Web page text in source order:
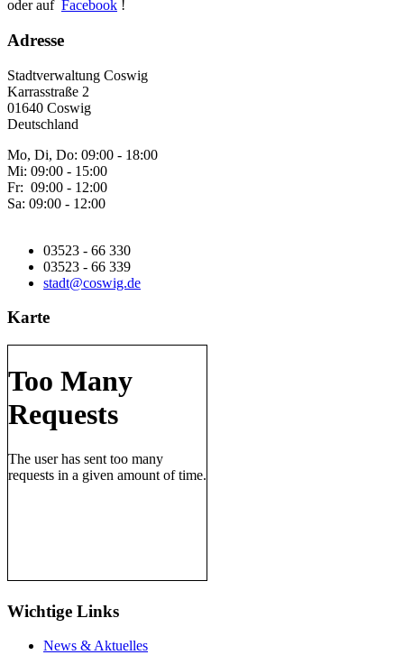
oder auf Facebook !
Adresse
Stadtverwaltung Coswig
Karrasstraße 2
01640 Coswig
Deutschland
Mo, Di, Do: 09:00 - 18:00
Mi: 09:00 - 15:00
Fr: 09:00 - 12:00
Sa: 09:00 - 12:00
03523 - 66 330
03523 - 66 339
stadt@coswig.de
Karte
Wichtige Links
News & Aktuelles